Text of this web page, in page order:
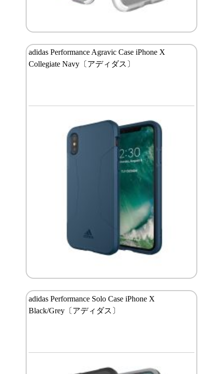
adidas Performance Agravic Case iPhone X
Collegiate Navy〔アディダス〕
adidas Performance Solo Case iPhone X
Black/Grey〔アディダス〕